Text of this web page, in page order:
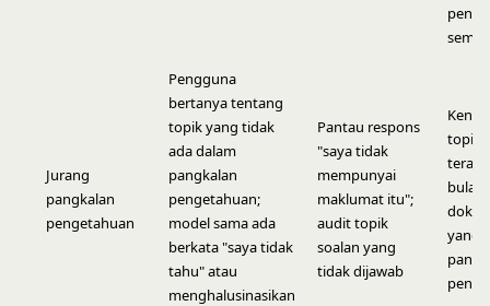
Jurang
pangkalan
pengetahuan
Pengguna
bertanya tentang
topik yang tidak
ada dalam
pangkalan
pengetahuan;
model sama ada
berkata "saya tidak
tahu" atau
menghalusinasikan
Pantau respons
"saya tidak
mempunyai
maklumat itu";
audit topik
soalan yang
tidak dijawab
Kenal
topik
yang